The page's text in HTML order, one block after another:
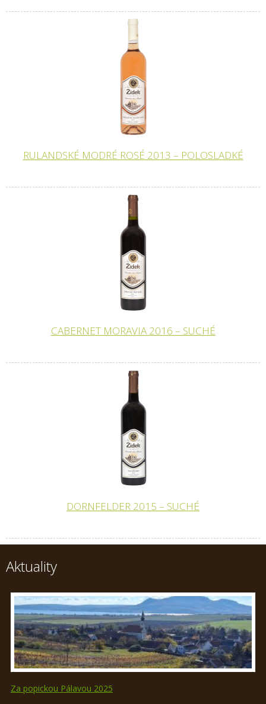
RULANDSKÉ MODRÉ ROSÉ 2013 – POLOSLADKÉ
CABERNET MORAVIA 2016 – SUCHÉ
DORNFELDER 2015 – SUCHÉ
Aktuality
Za popickou Pálavou 2025